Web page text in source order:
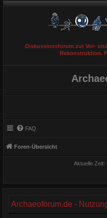
Diskussionsforum zur Vor-
Rekonstruktion.
FAQ
Foren-Übersicht
Aktuelle Zeit:
Archaeoforum.de -